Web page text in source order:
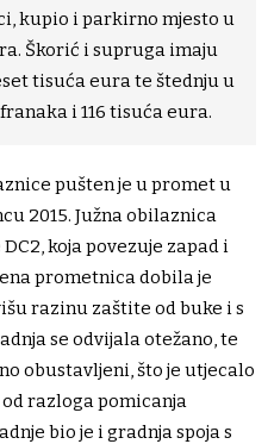
kupio i parkirno mjesto u
Škorić i supruga imaju
tisuća eura te štednju u
i 116 tisuća eura.
pušten je u promet u
2015. Južna obilaznica
koja povezuje zapad i
prometnica dobila je
razinu zaštite od buke i s
se odvijala otežano, te
obustavljeni, što je utjecalo
razloga pomicanja
bio je i gradnja spoja s